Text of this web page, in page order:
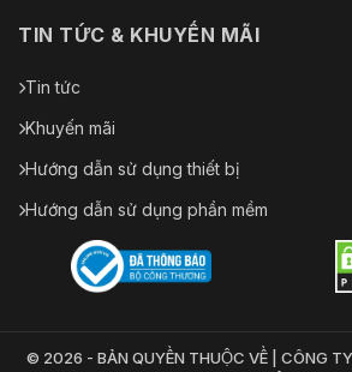
TIN TỨC & KHUYẾN MÃI
Tin tức
Khuyến mãi
Hướng dẫn sử dụng thiết bị
Hướng dẫn sử dụng phần mềm
© 2026 - BẢN QUYỀN THUỘC VỀ | CÔNG